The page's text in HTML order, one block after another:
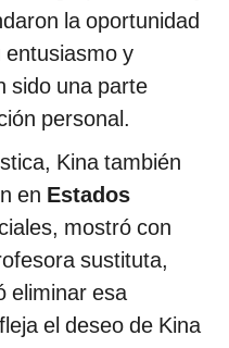
la oportunidad
y
sido una parte
personal.
Kina también
en Estados
mostró con
sustituta,
eliminar esa
el deseo de Kina